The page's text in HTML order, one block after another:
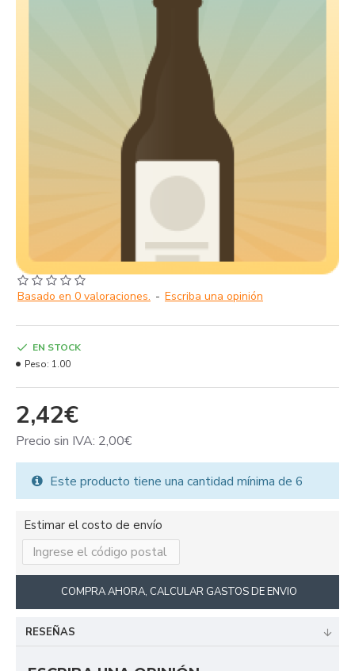
Basado en 0 valoraciones. - Escriba una opinión
2,42€
Precio sin IVA: 2,00€
EN STOCK
Peso: 1.00
Este producto tiene una cantidad mínima de 6
Estimar el costo de envío
COMPRA AHORA, CALCULAR GASTOS DE ENVIO
RESEÑAS